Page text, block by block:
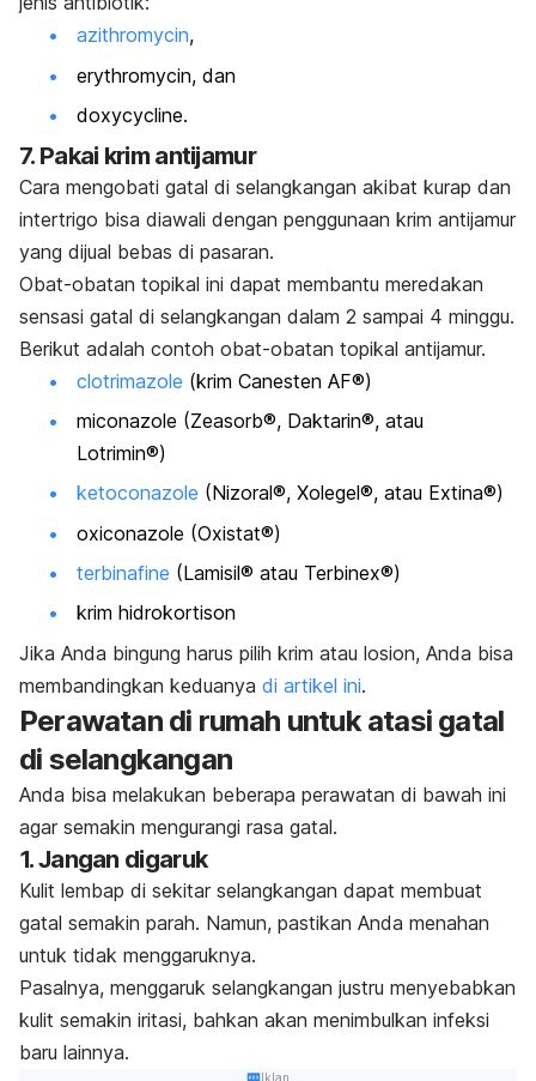
azithromycin,
erythromycin, dan
doxycycline.
7. Pakai krim antijamur
Cara mengobati gatal di selangkangan akibat kurap dan
intertrigo bisa diawali dengan penggunaan krim antijamur
yang dijual bebas di pasaran.
Obat-obatan topikal ini dapat membantu meredakan
sensasi gatal di selangkangan dalam 2 sampai 4 minggu.
Berikut adalah contoh obat-obatan topikal antijamur.
clotrimazole (krim Canesten AF®)
miconazole (Zeasorb®, Daktarin®, atau
Lotrimin®)
ketoconazole (Nizoral®, Xolegel®, atau Extina®)
oxiconazole (Oxistat®)
terbinafine (Lamisil® atau Terbinex®)
krim hidrokortison
Jika Anda bingung harus pilih krim atau losion, Anda bisa
membandingkan keduanya di artikel ini.
Perawatan di rumah untuk atasi gatal
di selangkangan
Anda bisa melakukan beberapa perawatan di bawah ini
agar semakin mengurangi rasa gatal.
1. Jangan digaruk
Kulit lembap di sekitar selangkangan dapat membuat
gatal semakin parah. Namun, pastikan Anda menahan
untuk tidak menggaruknya.
Pasalnya, menggaruk selangkangan justru menyebabkan
kulit semakin iritasi, bahkan akan menimbulkan infeksi
baru lainnya.
Iklan